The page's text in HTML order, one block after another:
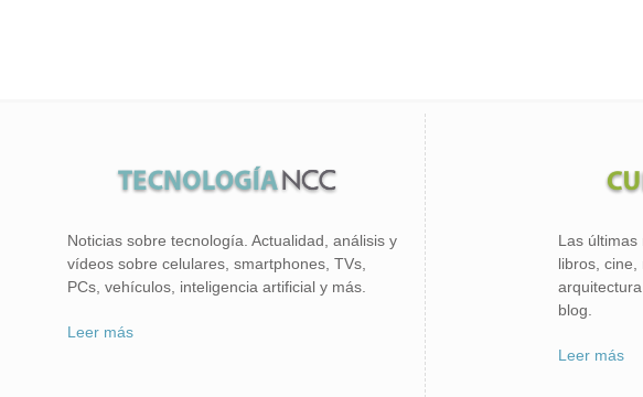
Noticias sobre tecnología. Actualidad, análisis y
vídeos sobre celulares, smartphones, TVs,
PCs, vehículos, inteligencia artificial y más.
Leer más
Las
libros, cine,
blog.
Leer más